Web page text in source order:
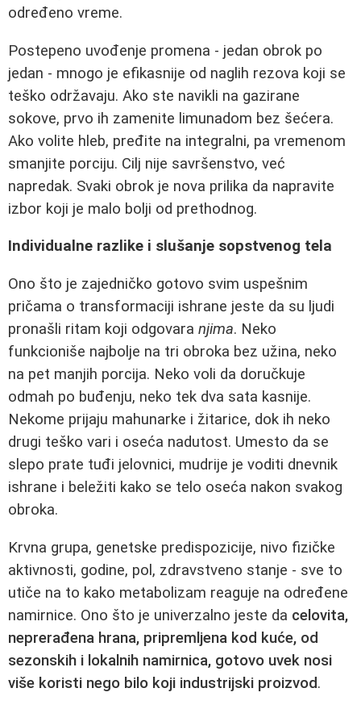
određeno vreme.
Postepeno uvođenje promena - jedan obrok po
jedan - mnogo je efikasnije od naglih rezova koji se
teško održavaju. Ako ste navikli na gazirane
sokove, prvo ih zamenite limunadom bez šećera.
Ako volite hleb, pređite na integralni, pa vremenom
smanjite porciju. Cilj nije savršenstvo, već
napredak. Svaki obrok je nova prilika da napravite
izbor koji je malo bolji od prethodnog.
Individualne razlike i slušanje sopstvenog tela
Ono što je zajedničko gotovo svim uspešnim
pričama o transformaciji ishrane jeste da su ljudi
pronašli ritam koji odgovara njima. Neko
funkcioniše najbolje na tri obroka bez užina, neko
na pet manjih porcija. Neko voli da doručkuje
odmah po buđenju, neko tek dva sata kasnije.
Nekome prijaju mahunarke i žitarice, dok ih neko
drugi teško vari i oseća nadutost. Umesto da se
slepo prate tuđi jelovnici, mudrije je voditi dnevnik
ishrane i beležiti kako se telo oseća nakon svakog
obroka.
Krvna grupa, genetske predispozicije, nivo fizičke
aktivnosti, godine, pol, zdravstveno stanje - sve to
utiče na to kako metabolizam reaguje na određene
namirnice. Ono što je univerzalno jeste da celovita,
neprerađena hrana, pripremljena kod kuće, od
sezonskih i lokalnih namirnica, gotovo uvek nosi
više koristi nego bilo koji industrijski proizvod.